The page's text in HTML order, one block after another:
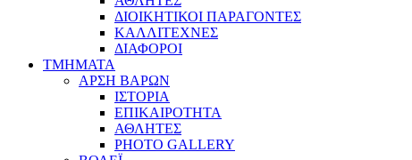
ΔΙΟΙΚΗΤΙΚΟΙ ΠΑΡΑΓΟΝΤΕΣ
ΚΑΛΛΙΤΕΧΝΕΣ
ΔΙΑΦΟΡΟΙ
ΤΜΗΜΑΤΑ
ΑΡΣΗ ΒΑΡΩΝ
ΙΣΤΟΡΙΑ
ΕΠΙΚΑΙΡΟΤΗΤΑ
ΑΘΛΗΤΕΣ
PHOTO GALLERY